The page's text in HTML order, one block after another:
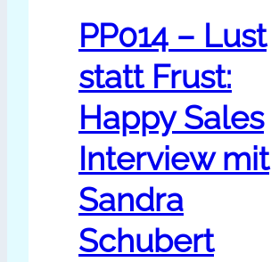
PP014 – Lust
statt Frust:
Happy Sales
Interview mit
Sandra
Schubert